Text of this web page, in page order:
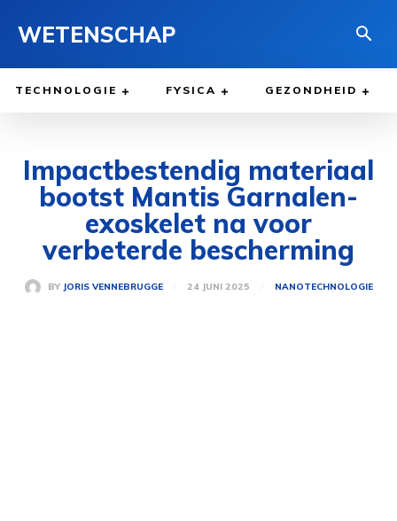
WETENSCHAP
TECHNOLOGIE FYSICA GEZONDHEID
Impactbestendig materiaal
bootst Mantis Garnalen-
exoskelet na voor
verbeterde bescherming
BY JORIS VENNEBRUGGE 24 JUNI 2025 NANOTECHNOLOGIE